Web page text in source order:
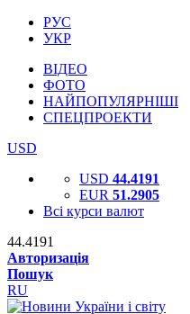
РУС
УКР
ВІДЕО
ФОТО
НАЙПОПУЛЯРНІШІ
СПЕЦПРОЕКТИ
USD
USD 44.4191
EUR 51.2905
Всі курси валют
44.4191
Авторизація
Пошук
RU